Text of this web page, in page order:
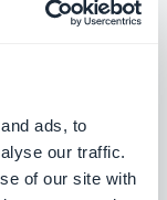
ads, to
our traffic.
of our site with
sino que
al
a
tus